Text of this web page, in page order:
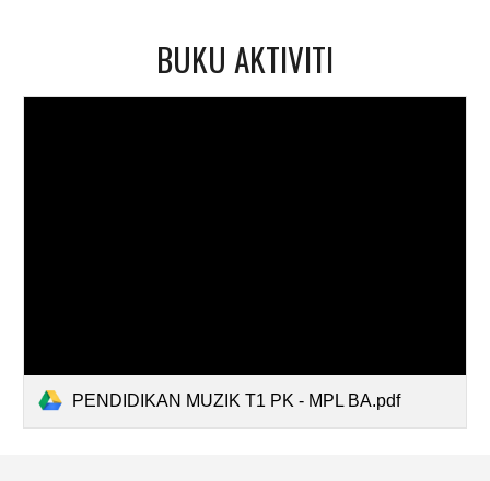
BUKU AKTIVITI
PENDIDIKAN MUZIK T1 PK - MPL BA.pdf